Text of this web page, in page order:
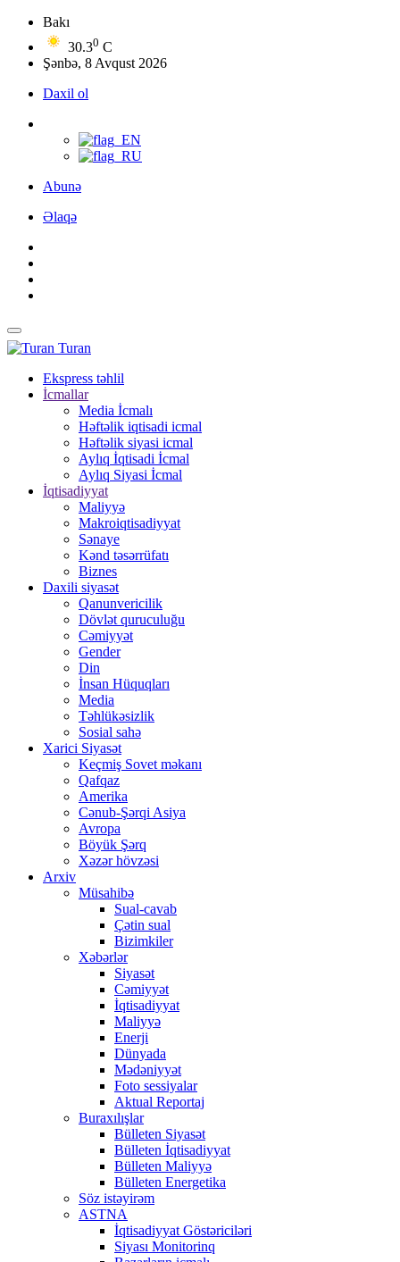
Bakı
30.30 C
Şənbə, 8 Avqust 2026
Daxil ol
Abunə
Əlaqə
Turan
Ekspress təhlil
İcmallar
Media İcmalı
Həftəlik iqtisadi icmal
Həftəlik siyasi icmal
Aylıq İqtisadi İcmal
Aylıq Siyasi İcmal
İqtisadiyyat
Maliyyə
Makroiqtisadiyyat
Sənaye
Kənd təsərrüfatı
Biznes
Daxili siyasət
Qanunvericilik
Dövlət quruculuğu
Cəmiyyət
Gender
Din
İnsan Hüquqları
Media
Təhlükəsizlik
Sosial sahə
Xarici Siyasət
Keçmiş Sovet məkanı
Qafqaz
Amerika
Cənub-Şərqi Asiya
Avropa
Böyük Şərq
Xəzər hövzəsi
Arxiv
Müsahibə
Sual-cavab
Çətin sual
Bizimkiler
Xəbərlər
Siyasət
Cəmiyyət
İqtisadiyyat
Maliyyə
Enerji
Dünyada
Mədəniyyət
Foto sessiyalar
Aktual Reportaj
Buraxılışlar
Bülleten Siyasət
Bülleten İqtisadiyyat
Bülleten Maliyyə
Bülleten Energetika
Söz istəyirəm
ASTNA
İqtisadiyyat Göstəriciləri
Siyası Monitorinq